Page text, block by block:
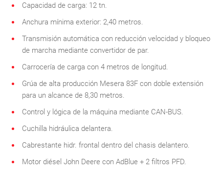
Capacidad de carga: 12 tn.
Anchura mínima exterior: 2,40 metros.
Transmisión automática con reducción velocidad y bloqueo
de marcha mediante convertidor de par.
Carrocería de carga con 4 metros de longitud.
Grúa de alta producción Mesera 83F con doble extensión
para un alcance de 8,30 metros.
Control y lógica de la máquina mediante CAN-BUS.
Cuchilla hidráulica delantera.
Cabrestante hidr. frontal dentro del chasis delantero.
Motor diésel John Deere con AdBlue + 2 filtros PFD.